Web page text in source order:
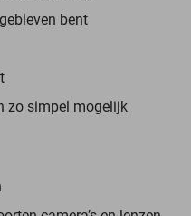
bent
zo simpel mogelijk